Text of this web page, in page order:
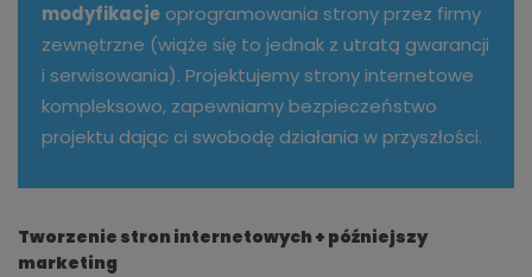
modyfikacje oprogramowania strony przez firmy
zewnętrzne (wiąże się to jednak z utratą gwarancji
i serwisowania). Projektujemy strony internetowe
kompleksowo, zapewniamy bezpieczeństwo
projektu dając ci swobodę działania w przyszłości.
Tworzenie stron internetowych + późniejszy
marketing